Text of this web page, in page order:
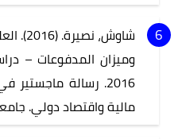
شاوش،
2016. رسالة
مالية واقتصاد دولي.